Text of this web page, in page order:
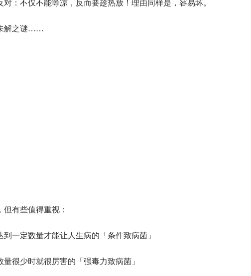
：不仅不能等凉，反而要趁热放！理由同样是，容易坏。
解之谜……
有些值得重视：
一定数量才能让人生病的「条件致病菌」
很少时就很厉害的「强毒力致病菌」